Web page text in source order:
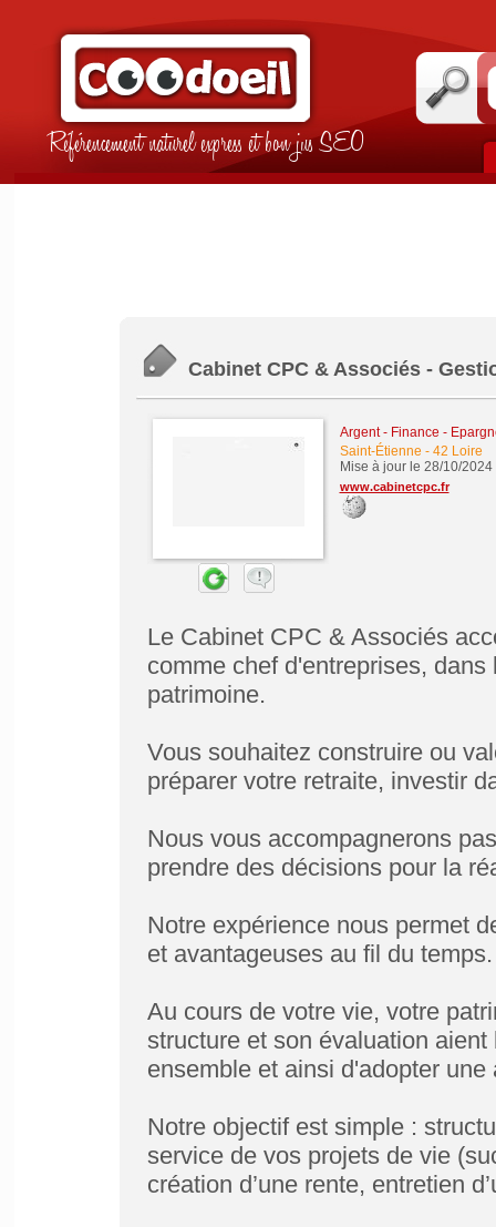
Référencement naturel express et bon jus SEO
Cabinet CPC & Associés -
Argent - Finance -
Saint-Étienne - 42 Loire
Mise à jour le 28/10/2024
www.cabinetcpc.fr
Le Cabinet CPC & Associés
comme chef d'entreprises,
patrimoine.
Vous souhaitez construire ou
préparer votre retraite, investir
Nous vous accompagnerons
prendre des décisions pour la
Notre expérience nous permet
et avantageuses au fil du temps.
Au cours de votre vie, votre
structure et son évaluation
ensemble et ainsi d'adopter une
Notre objectif est simple :
service de vos projets de vie
création d’une rente, entretien